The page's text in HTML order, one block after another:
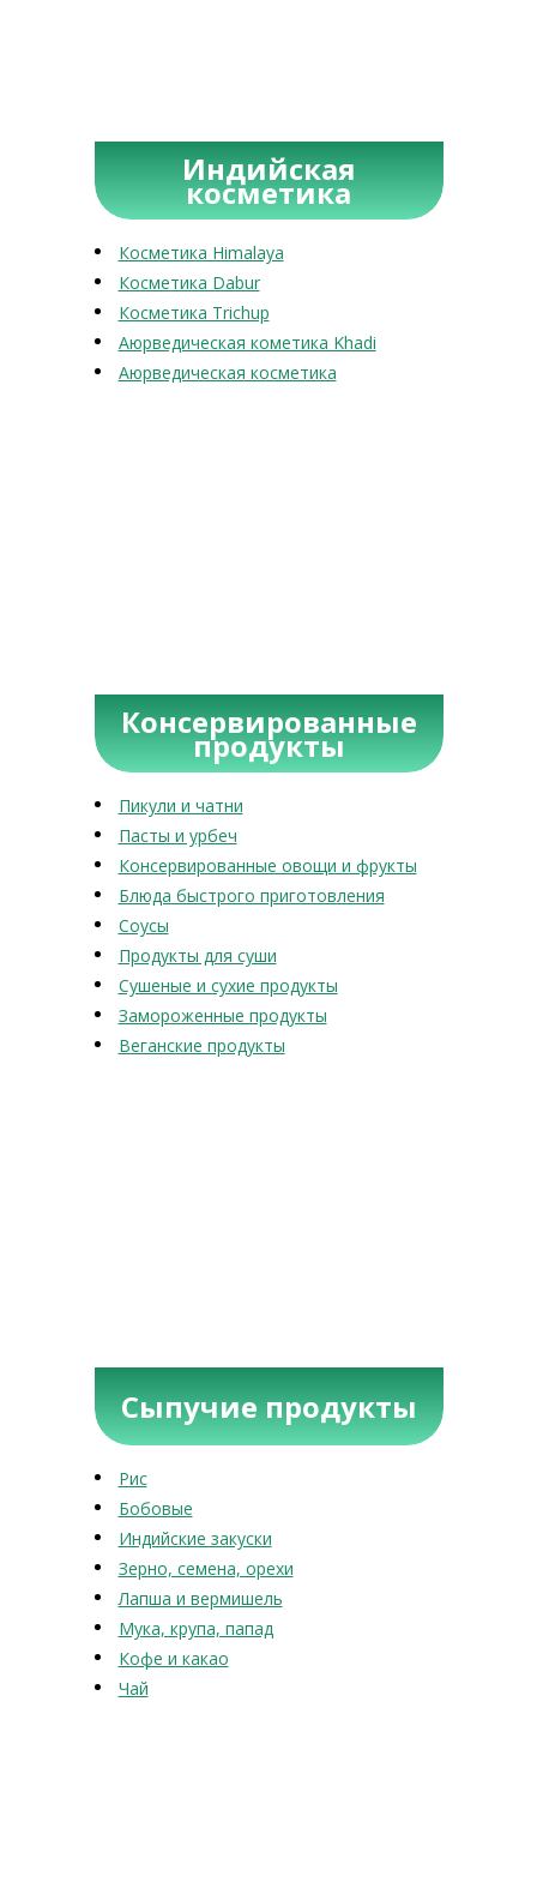
Индийская
косметика
Косметика Himalaya
Косметика Dabur
Косметика Trichup
Аюрведическая кометика Khadi
Аюрведическая косметика
Консервированные
продукты
Пикули и чатни
Пасты и урбеч
Консервированные овощи и фрукты
Блюда быстрого приготовления
Соусы
Продукты для суши
Сушеные и сухие продукты
Замороженные продукты
Веганские продукты
Сыпучие продукты
Рис
Бобовые
Индийские закуски
Зерно, семена, орехи
Лапша и вермишель
Мука, крупа, папад
Кофе и какао
Чай